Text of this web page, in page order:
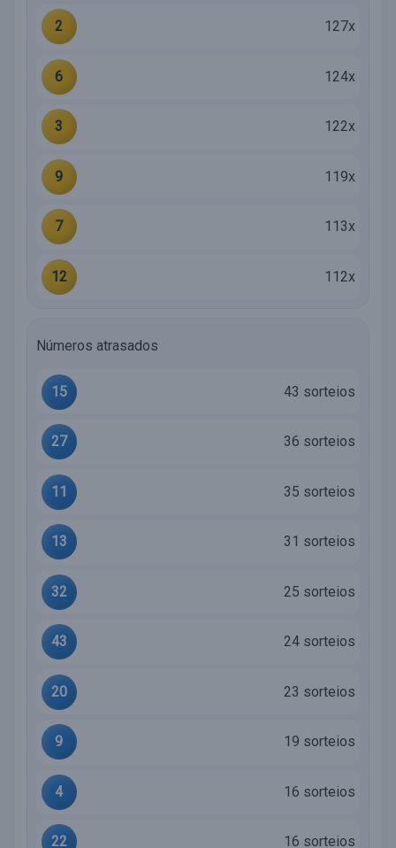
2 127x
6 124x
3 122x
9 119x
7 113x
12 112x
Números atrasados
15 43 sorteios
27 36 sorteios
11 35 sorteios
13 31 sorteios
32 25 sorteios
43 24 sorteios
20 23 sorteios
9 19 sorteios
4 16 sorteios
22 16 sorteios